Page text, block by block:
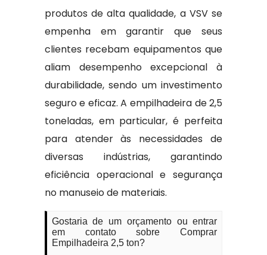
produtos de alta qualidade, a VSV se
empenha em garantir que seus
clientes recebam equipamentos que
aliam desempenho excepcional à
durabilidade, sendo um investimento
seguro e eficaz. A empilhadeira de 2,5
toneladas, em particular, é perfeita
para atender às necessidades de
diversas indústrias, garantindo
eficiência operacional e segurança
no manuseio de materiais.
Gostaria de um orçamento ou entrar
em contato sobre Comprar
Empilhadeira 2,5 ton?